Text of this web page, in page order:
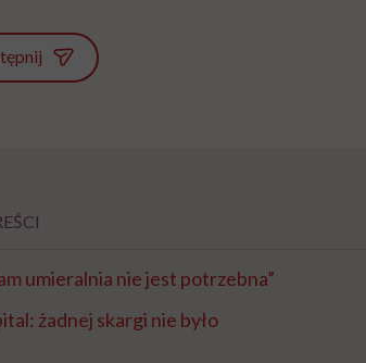
umieralnia nie jest potrzebna”
żadnej skargi nie było